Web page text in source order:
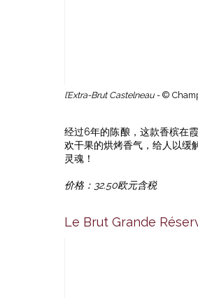
l’Extra-Brut Castelneau - ©
经过6年的陈酿，这款香槟在
欢干果的烘烤香气，给人以缓
灵魂！
价格：32.50欧元含税
Le Brut Grande